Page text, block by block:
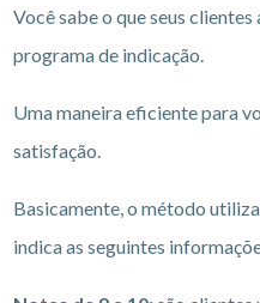
Você sabe o que seus
programa de indicação.
Uma maneira eficiente para
satisfação.
Basicamente, o método
indica as seguintes